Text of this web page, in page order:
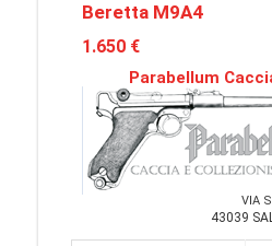
Beretta M9A4
1.650 €
Parabellum
VIA
43039